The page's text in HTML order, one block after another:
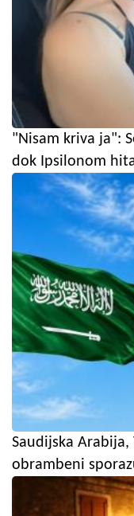
"Nisam kriva ja":
dok Ipsilonom
Saudijska
obrambeni